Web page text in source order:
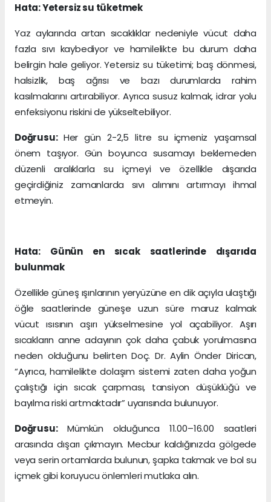
Hata: Yetersiz su tüketmek
Yaz aylarında artan sıcaklıklar nedeniyle vücut daha
fazla sıvı kaybediyor ve hamilelikte bu durum daha
belirgin hale geliyor. Yetersiz su tüketimi; baş dönmesi,
halsizlik, baş ağrısı ve bazı durumlarda rahim
kasılmalarını artırabiliyor. Ayrıca susuz kalmak, idrar yolu
enfeksiyonu riskini de yükseltebiliyor.
Doğrusu: Her gün 2-2,5 litre su içmeniz yaşamsal
önem taşıyor. Gün boyunca susamayı beklemeden
düzenli aralıklarla su içmeyi ve özellikle dışarıda
geçirdiğiniz zamanlarda sıvı alımını artırmayı ihmal
etmeyin.
Hata: Günün en sıcak saatlerinde dışarıda
bulunmak
Özellikle güneş ışınlarının yeryüzüne en dik açıyla ulaştığı
öğle saatlerinde güneşe uzun süre maruz kalmak
vücut ısısının aşırı yükselmesine yol açabiliyor. Aşırı
sıcakların anne adayının çok daha çabuk yorulmasına
neden olduğunu belirten Doç. Dr. Aylin Önder Dirican,
“Ayrıca, hamilelikte dolaşım sistemi zaten daha yoğun
çalıştığı için sıcak çarpması, tansiyon düşüklüğü ve
bayılma riski artmaktadır” uyarısında bulunuyor.
Doğrusu:Mümkün olduğunca 11.00–16.00 saatleri
arasında dışarı çıkmayın. Mecbur kaldığınızda gölgede
veya serin ortamlarda bulunun, şapka takmak ve bol su
içmek gibi koruyucu önlemleri mutlaka alın.